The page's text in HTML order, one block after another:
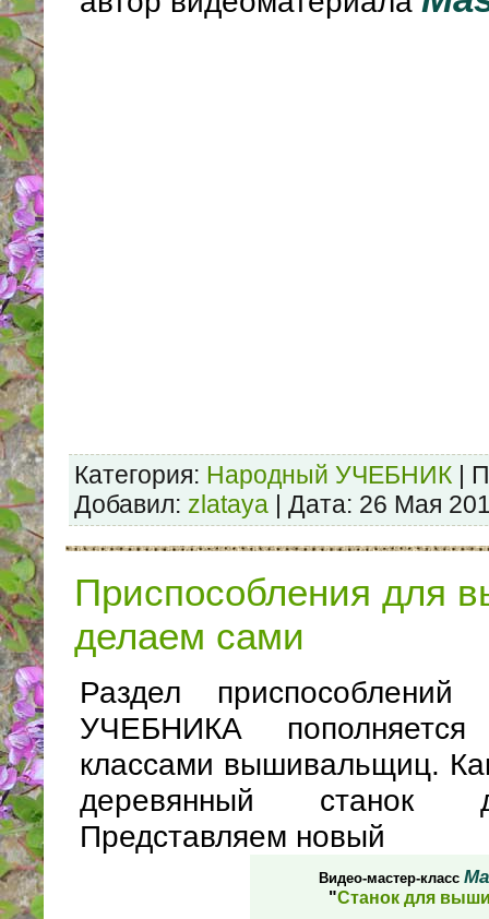
Категория: Народный УЧЕБНИК |
Добавил: zlataya | Дата: 26 Мая
Приспособления для
делаем сами
Раздел приспособлений
УЧЕБНИКА
классами вышивальщиц.
деревянный станок
Представляем новый
Видео-мастер-класс
"Станок для